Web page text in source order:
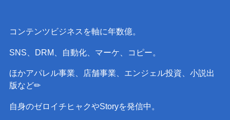
コンテンツビジネスを軸に年数億。
SNS、DRM、自動化、マーケ、コピー。
ほかアパレル事業、店舗事業、エンジェル投資、小説出
版など✏︎
自身のゼロイチヒャクやStoryを発信中。